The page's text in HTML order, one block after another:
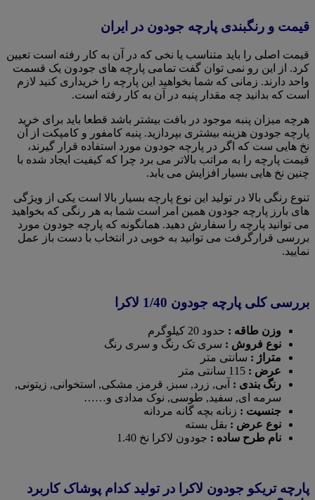
قیمت و رنگبندی پارچه جودون در ایران
قیمت اصلی را باید متناسب یا نخی که در آن به کار رفته است تعیین
کرد. از این رو نمی توان گفت تمامی پارچه های جودون یک قسمت
واحد دارند. زمانی که شما بخواهید این پارچه را خریداری کنید لازم
است که بدانید چه مقدار پنبه در آن به کار رفته است.
هرچه میزان پنبه موجود در بافت بیشتر باشد قطعا باید برای خرید
پارچه جودون هزینه بیشتری بپردازید. پنبه کامفور و‌ کامپکت از آن
نخ هایی ست که اگر در پارچه جودون مورد استفاده قرار گیرند،
قیمت پارچه را به مراتب بالاتر می برد چرا که کیفیت ایجاد شده با
چنین نخ هایی بسیار افزایش می یابد.
تنوع رنگی بالا در تولید این نوع پارچه بسیار بالا است یکی از ویژگی
های بارز پارچه جودون همین امر است شما به هر رنگی که بخواهید
می توانید پارچه را سفارش دهید. همانگونه که پارچه جودون مورد
بررسی قرارگرفت می توانید به خوبی در انتخاب با دست باز عمل
نمایید.
بررسی کلی پارچه جودون 1/40 لاکرا
وزن طاقه : حدود 20 کیلوگرم
نوع فروش : سری تک رنگ و سری رنگ
متراژ : سانتی متر
عرض :
رنگ بندی : آبی, زرد, سبز, قرمز, مشکی, استخوانی, زیتونی,
سرمه ای, سفید, طوسی, نوک مدادی و……
جنسیت : زنانه بچه گانه مردانه
نوع عرض : بقل بسته
نام طرح ساده : جودون لاکرا نخ 1.40
پارچه تریکو جودون لاکرا در تولید کدام پوشاک کاربرد